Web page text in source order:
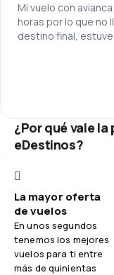
Comodidad de
Mi vuelo con
horas por lo que no
destino final,
responsable.
¿Por qué vale
eDestinos?
La mayor oferta
de vuelos
En unos segundos
tenemos los mejores
vuelos para ti entre
más de quinientas